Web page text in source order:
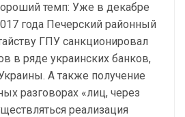
темп: Уже в декабре
года Печерский районный
ГПУ санкционировал
в ряде украинских банков,
А также получение
разговорах «лиц, через
реализация